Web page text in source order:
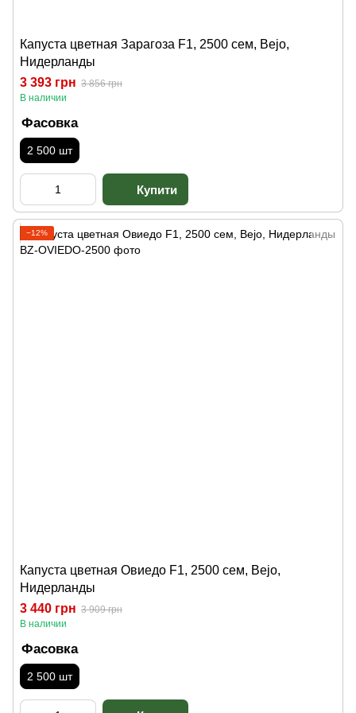
Капуста цветная Зарагоза F1, 2500 сем, Bejo,
Нидерланды
3 393 грн 3 856 грн
В наличии
Фасовка
2 500 шт
−12%
Капуста цветная Овиедо F1, 2500 сем, Bejo,
Нидерланды
3 440 грн 3 909 грн
В наличии
Фасовка
2 500 шт